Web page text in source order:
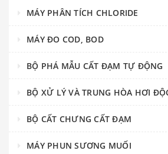
MÁY PHÂN TÍCH CHLORIDE
MÁY ĐO COD, BOD
BỘ PHÁ MẪU CẤT ĐẠM TỰ ĐỘNG
BỘ XỬ LÝ VÀ TRUNG HÒA HƠI
BỘ CẤT CHƯNG CẤT ĐẠM
MÁY PHUN SƯƠNG MUỐI